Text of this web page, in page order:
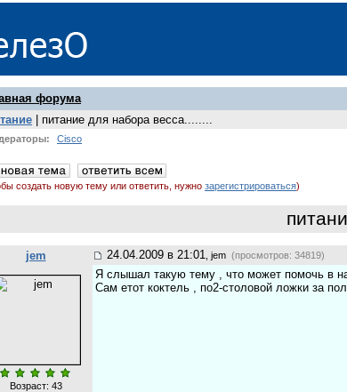
форума
| питание для набора весса........
Cisco
создать новую тему или ответить, нужно зарегистрироваться)
jem 24.04.2009 в 21:01 , jem (просмотров: 34819)
Возраст: 43
Я слышал такую тему , что может помочь в
Сам етот коктель , по2-столовой ложки за